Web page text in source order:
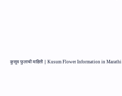
कुसुम फुलाची माहिती | Kusum Flower Information in Marathi